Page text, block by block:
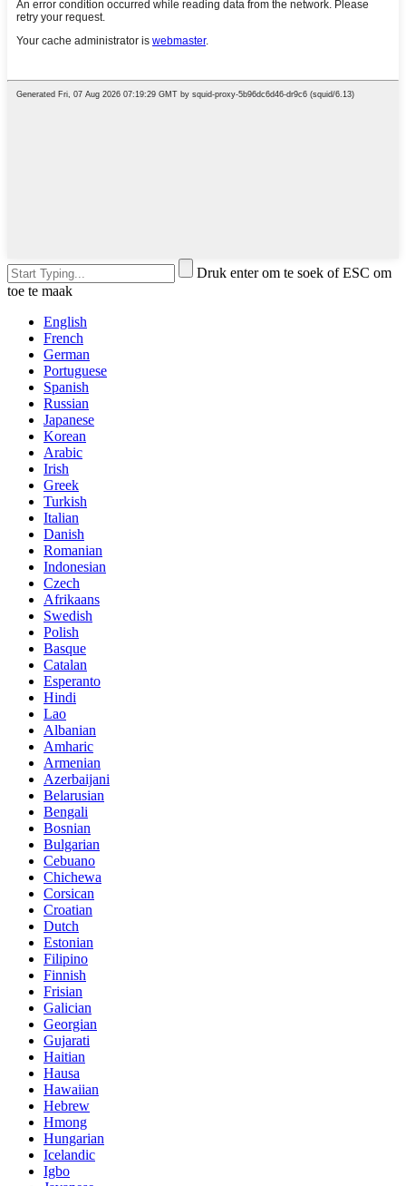
Druk enter om te soek of ESC om
toe te maak
English
French
German
Portuguese
Spanish
Russian
Japanese
Korean
Arabic
Irish
Greek
Turkish
Italian
Danish
Romanian
Indonesian
Czech
Afrikaans
Swedish
Polish
Basque
Catalan
Esperanto
Hindi
Lao
Albanian
Amharic
Armenian
Azerbaijani
Belarusian
Bengali
Bosnian
Bulgarian
Cebuano
Chichewa
Corsican
Croatian
Dutch
Estonian
Filipino
Finnish
Frisian
Galician
Georgian
Gujarati
Haitian
Hausa
Hawaiian
Hebrew
Hmong
Hungarian
Icelandic
Igbo